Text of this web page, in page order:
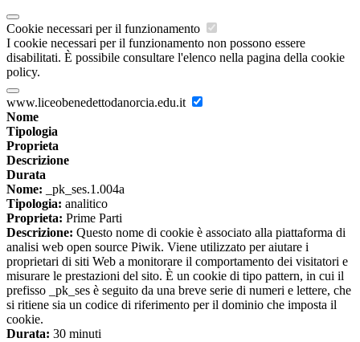
Cookie necessari per il funzionamento
I cookie necessari per il funzionamento non possono essere
disabilitati. È possibile consultare l'elenco nella pagina della cookie
policy.
www.liceobenedettodanorcia.edu.it
Nome
Tipologia
Proprieta
Descrizione
Durata
Nome: _pk_ses.1.004a
Tipologia: analitico
Proprieta: Prime Parti
Descrizione: Questo nome di cookie è associato alla piattaforma di
analisi web open source Piwik. Viene utilizzato per aiutare i
proprietari di siti Web a monitorare il comportamento dei visitatori e
misurare le prestazioni del sito. È un cookie di tipo pattern, in cui il
prefisso _pk_ses è seguito da una breve serie di numeri e lettere, che
si ritiene sia un codice di riferimento per il dominio che imposta il
cookie.
Durata: 30 minuti